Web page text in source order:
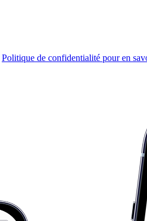
Politique de confidentialité pour en